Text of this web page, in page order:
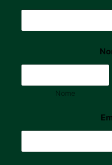
Nome